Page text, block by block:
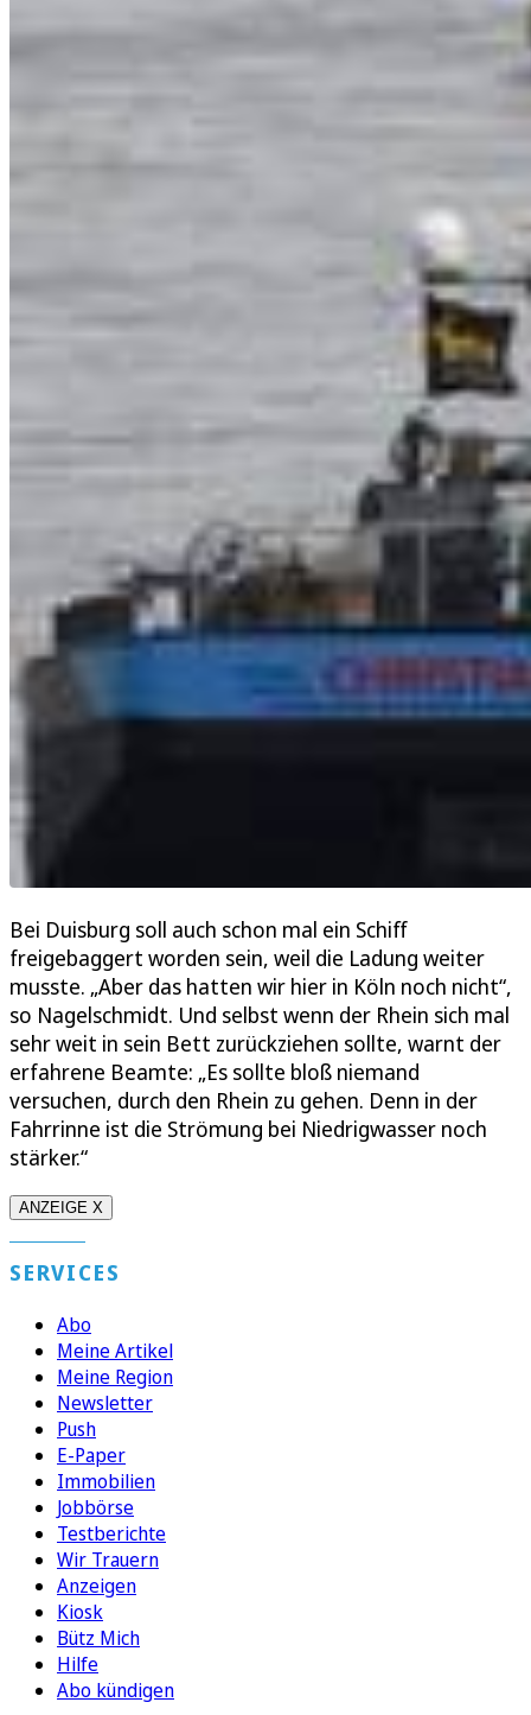
Bei Duisburg soll auch schon mal ein Schiff
freigebaggert worden sein, weil die Ladung weiter
musste. „Aber das hatten wir hier in Köln noch nicht“,
so Nagelschmidt. Und selbst wenn der Rhein sich mal
sehr weit in sein Bett zurückziehen sollte, warnt der
erfahrene Beamte: „Es sollte bloß niemand
versuchen, durch den Rhein zu gehen. Denn in der
Fahrrinne ist die Strömung bei Niedrigwasser noch
stärker.“
ANZEIGE X
SERVICES
Abo
Meine Artikel
Meine Region
Newsletter
Push
E-Paper
Immobilien
Jobbörse
Testberichte
Wir Trauern
Anzeigen
Kiosk
Bütz Mich
Hilfe
Abo kündigen